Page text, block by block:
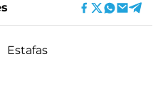
Estafas